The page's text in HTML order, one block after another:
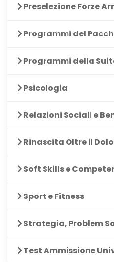
Preselezione Forze
Programmi del
Programmi della
Psicologia
Relazioni Sociali e
Rinascita Oltre il
Soft Skills e
Sport e Fitness
Strategia, Problem
Test Ammissione